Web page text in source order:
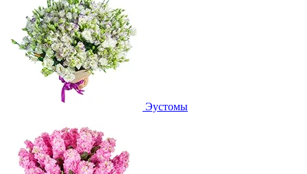
Эустомы